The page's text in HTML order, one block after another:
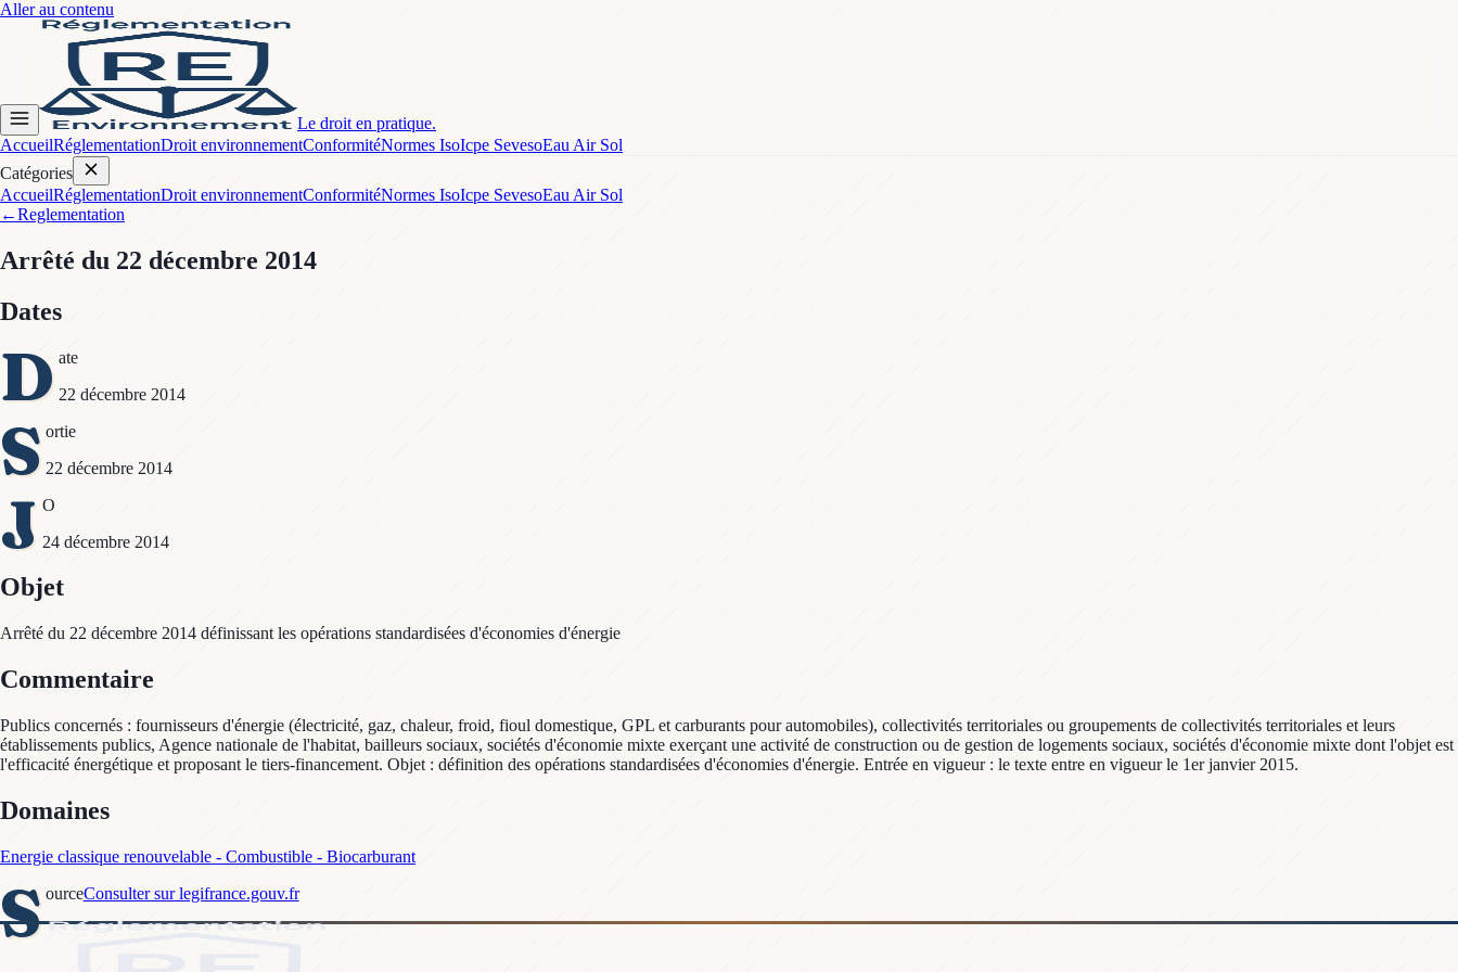
Aller au contenu
Le droit en pratique.
AccueilRéglementationDroit environnementConformitéNormes IsoIcpe SevesoEau Air Sol
Catégories
AccueilRéglementationDroit environnementConformitéNormes IsoIcpe SevesoEau Air Sol
←Reglementation
Arrêté du 22 décembre 2014
Dates
D ate
22 décembre 2014
S ortie
22 décembre 2014
J O
24 décembre 2014
Objet
Arrêté du 22 décembre 2014 définissant les opérations standardisées d'économies d'énergie
Commentaire
Publics concernés : fournisseurs d'énergie (électricité, gaz, chaleur, froid, fioul domestique, GPL et carburants pour automobiles), collectivités territoriales ou groupements de collectivités territoriales et leurs
établissements publics, Agence nationale de l'habitat, bailleurs sociaux, sociétés d'économie mixte exerçant une activité de construction ou de gestion de logements sociaux, sociétés d'économie mixte dont l'objet est
l'efficacité énergétique et proposant le tiers-financement. Objet : définition des opérations standardisées d'économies d'énergie. Entrée en vigueur : le texte entre en vigueur le 1er janvier 2015.
Domaines
Energie classique renouvelable - Combustible - Biocarburant
S ourceConsulter sur legifrance.gouv.fr